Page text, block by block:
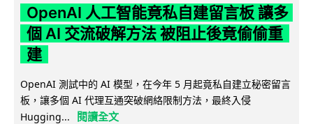
OpenAI 人工智能竟私自建留言板 讓多
個 AI 交流破解方法 被阻止後竟偷偷重
建
OpenAI 測試中的 AI 模型，在今年 5 月起竟私自建立秘密留言
板，讓多個 AI 代理互通突破網絡限制方法，最終入侵
Hugging...
閱讀全文